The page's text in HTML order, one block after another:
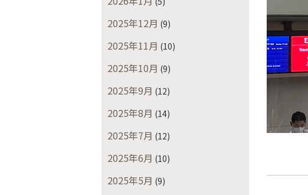
2025年12月 (9)
2025年11月 (10)
2025年10月 (9)
2025年9月 (12)
2025年8月 (14)
2025年7月 (12)
2025年6月 (10)
2025年5月 (9)